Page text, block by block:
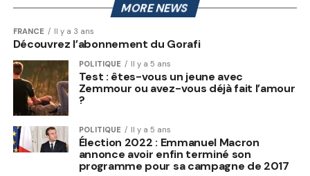
MORE NEWS
FRANCE Il y a 3 ans
Découvrez l’abonnement du Gorafi
POLITIQUE Il y a 5 ans
Test : êtes-vous un jeune avec
Zemmour ou avez-vous déjà fait l’amour
?
POLITIQUE Il y a 5 ans
Élection 2022 : Emmanuel Macron
annonce avoir enfin terminé son
programme pour sa campagne de 2017